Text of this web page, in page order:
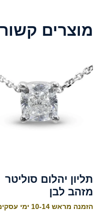
מוצרים
תליון יהלום סוליטר
מזהב לבן
הזמנה מראש 10-14 ימי